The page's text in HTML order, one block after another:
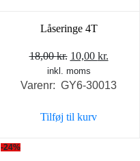
Låseringe 4T
18,00kr. Den
oprindelige
pris
18,00 kr..
10,00 kr.
pris
inkl. moms
Varenr: GY6-30013
Tilføj til kurv
-24%